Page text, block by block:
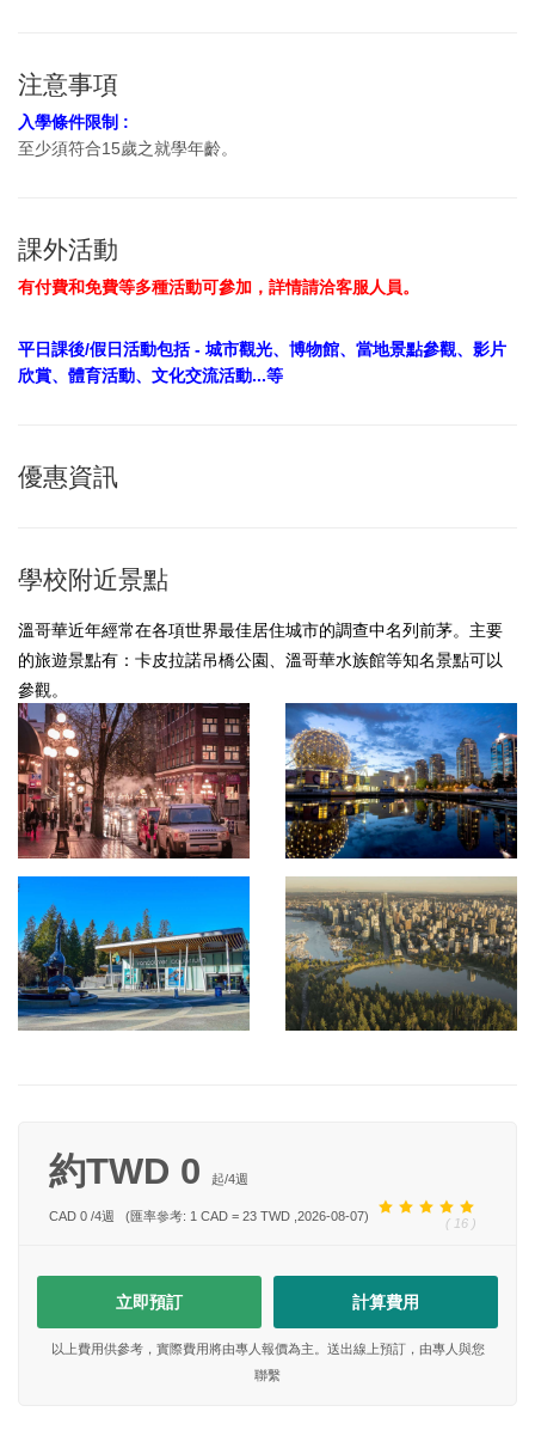
注意事項
入學條件限制 :
至少須符合15歲之就學年齡。
課外活動
有付費和免費等多種活動可參加，詳情請洽客服人員。
平日課後/假日活動包括 - 城市觀光、博物館、當地景點參觀、影片
欣賞、體育活動、文化交流活動...等
優惠資訊
學校附近景點
溫哥華近年經常在各項世界最佳居住城市的調查中名列前茅。主要
的旅遊景點有：卡皮拉諾吊橋公園、溫哥華水族館等知名景點可以
參觀。
約TWD 0 起/4週
CAD 0 /4週 ( 16 )
(匯率參考: 1 CAD = 23 TWD ,2026-08-07)
立即預訂 計算費用
以上費用供參考，實際費用將由專人報價為主。送出線上預訂，由專人與您
聯繫